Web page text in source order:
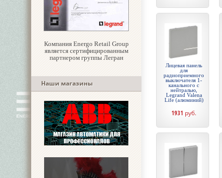
Компания Energo Retail Group
является сертифицированным
партнером группы Легран
Наши магазины
Лицевая панель
для
радиоприемного
выключателя 1-
канального с
нейтралью,
Legrand Valena
Life (алюминий)
1931 руб.